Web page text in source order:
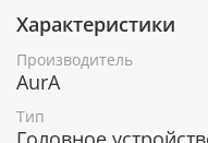
Характеристики
Производитель
AurA
Тип